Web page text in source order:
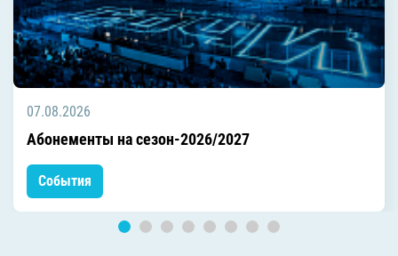
07.08.2026
Абонементы на сезон-2026/2027
События